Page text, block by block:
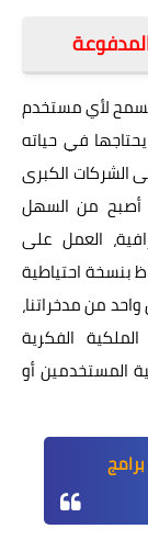
يسمح لأي مستخدم
في حياته
الشركات الكبرى
أصبح من السهل
العمل على
بنسخة احتياطية
من مدخراتنا،
الفكرية
المستخدمين أو